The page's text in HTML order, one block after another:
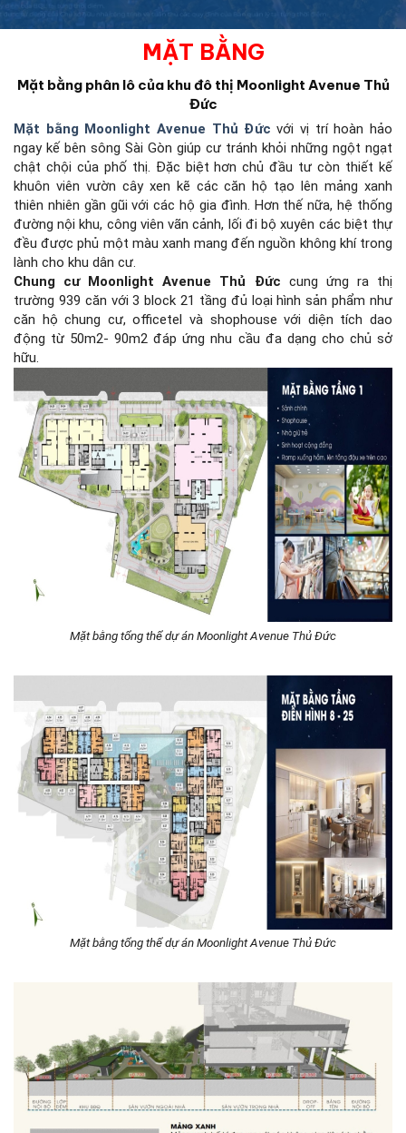
MẶT BẰNG
Mặt bằng phân lô của khu đô thị Moonlight Avenue Thủ
Đức
Mặt bằng Moonlight Avenue Thủ Đức với vị trí hoàn hảo
ngay kế bên sông Sài Gòn giúp cư tránh khỏi những ngột ngạt
chật chội của phố thị. Đặc biệt hơn chủ đầu tư còn thiết kế
khuôn viên vườn cây xen kẽ các căn hộ tạo lên mảng xanh
thiên nhiên gần gũi với các hộ gia đình. Hơn thế nữa, hệ thống
đường nội khu, công viên vãn cảnh, lối đi bộ xuyên các biệt thự
đều được phủ một màu xanh mang đến nguồn không khí trong
lành cho khu dân cư.
Chung cư Moonlight Avenue Thủ Đức cung ứng ra thị
trường 939 căn với 3 block 21 tầng đủ loại hình sản phẩm như
căn hộ chung cư, officetel và shophouse với diện tích dao
động từ 50m2- 90m2 đáp ứng nhu cầu đa dạng cho chủ sở
hữu.
Mặt bằng tổng thể dự án Moonlight Avenue Thủ Đức
Mặt bằng tổng thể dự án Moonlight Avenue Thủ Đức